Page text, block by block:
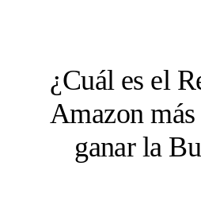
¿Cuál es el
Amazon
ganar la